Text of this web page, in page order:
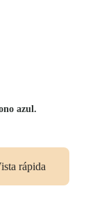
azul.
rápida